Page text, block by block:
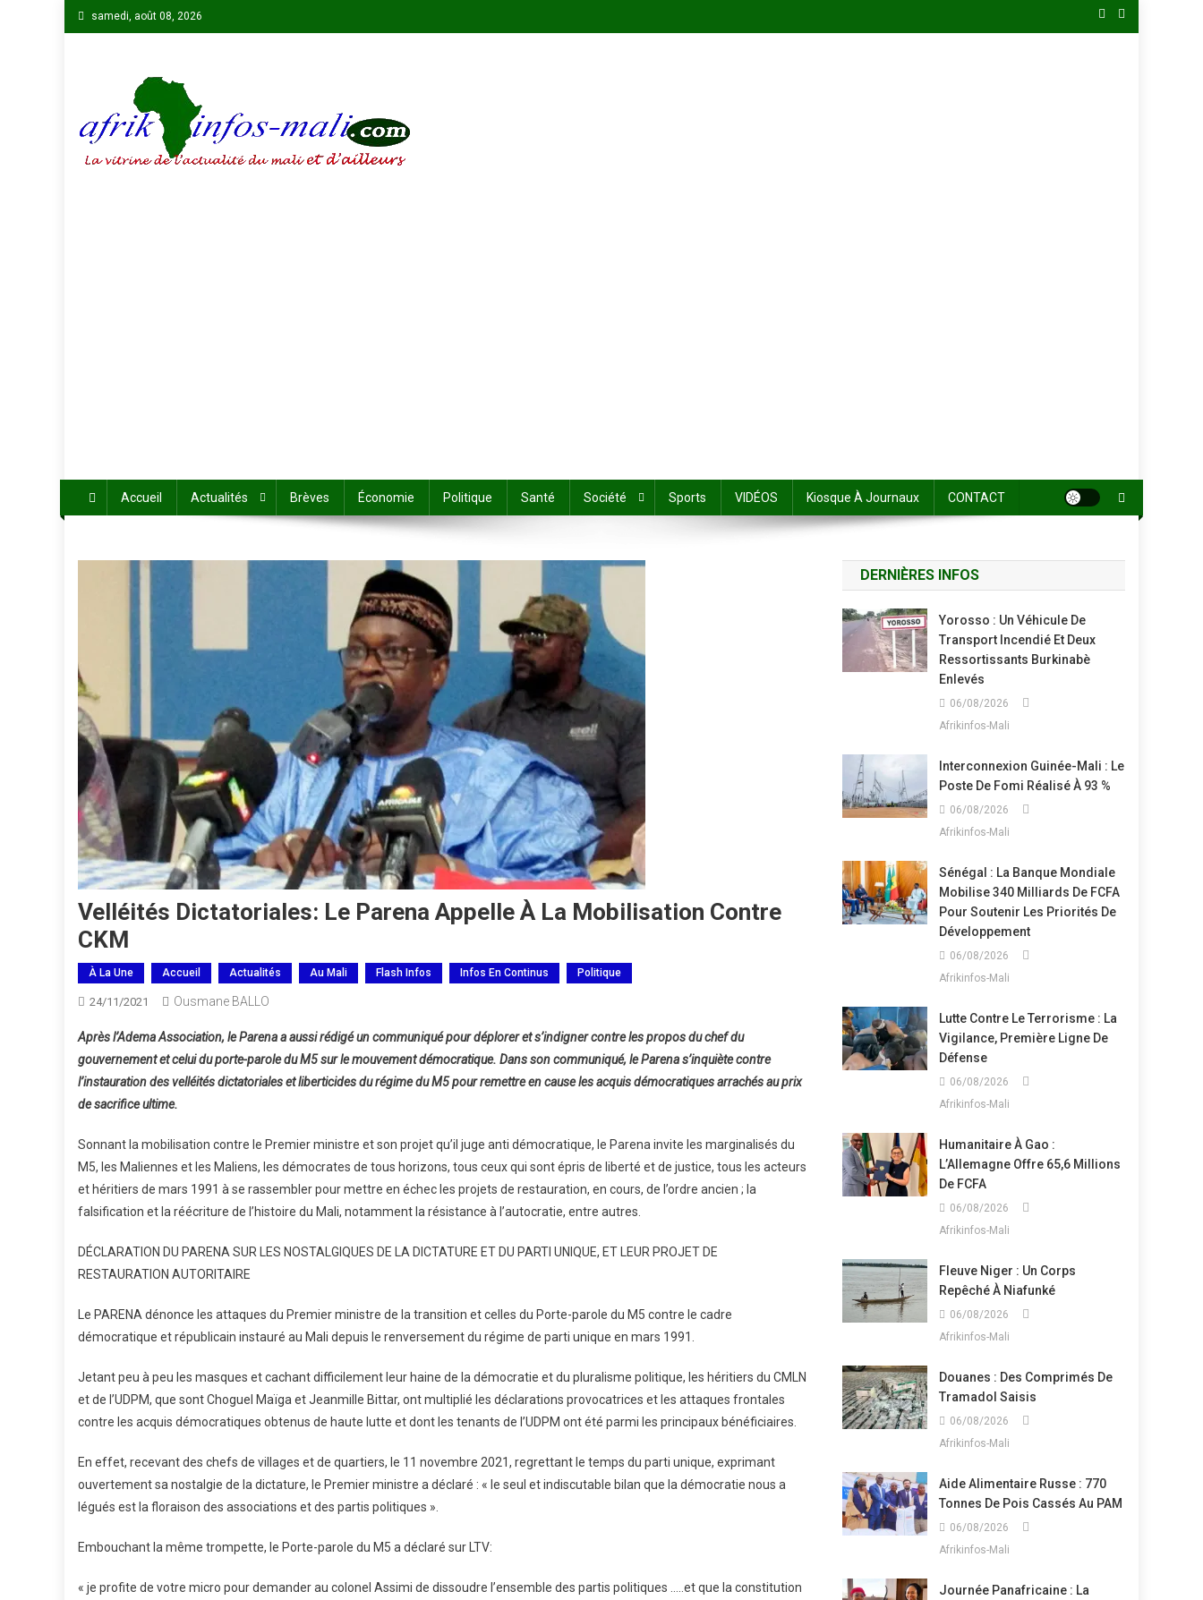
Skip
to
samedi, août 08, 2026
Accueil Actualités Brèves Économie Politique Santé Société Sports VIDÉOS Kiosque À Journaux CONTACT
Velléités Dictatoriales: Le Parena Appelle À La Mobilisation Contre
CKM
À La Une Accueil Actualités Au Mali Flash Infos Infos En Continus Politique
24/11/2021 Ousmane BALLO
Après l’Adema Association, le Parena a aussi rédigé un communiqué pour déplorer et s’indigner contre les propos du chef du
gouvernement et celui du porte-parole du M5 sur le mouvement démocratique. Dans son communiqué, le Parena s’inquiète contre
l’instauration des velléités dictatoriales et liberticides du régime du M5 pour remettre en cause les acquis démocratiques arrachés au prix
de sacrifice ultime.
Sonnant la mobilisation contre le Premier ministre et son projet qu’il juge anti démocratique, le Parena invite les marginalisés du
M5, les Maliennes et les Maliens, les démocrates de tous horizons, tous ceux qui sont épris de liberté et de justice, tous les acteurs
et héritiers de mars 1991 à se rassembler pour mettre en échec les projets de restauration, en cours, de l’ordre ancien ; la
falsification et la réécriture de l’histoire du Mali, notamment la résistance à l’autocratie, entre autres.
DÉCLARATION DU PARENA SUR LES NOSTALGIQUES DE LA DICTATURE ET DU PARTI UNIQUE, ET LEUR PROJET DE
RESTAURATION AUTORITAIRE
Le PARENA dénonce les attaques du Premier ministre de la transition et celles du Porte-parole du M5 contre le cadre
démocratique et républicain instauré au Mali depuis le renversement du régime de parti unique en mars 1991.
Jetant peu à peu les masques et cachant difficilement leur haine de la démocratie et du pluralisme politique, les héritiers du CMLN
et de l’UDPM, que sont Choguel Maïga et Jeanmille Bittar, ont multiplié les déclarations provocatrices et les attaques frontales
contre les acquis démocratiques obtenus de haute lutte et dont les tenants de l’UDPM ont été parmi les principaux bénéficiaires.
En effet, recevant des chefs de villages et de quartiers, le 11 novembre 2021, regrettant le temps du parti unique, exprimant
ouvertement sa nostalgie de la dictature, le Premier ministre a déclaré : « le seul et indiscutable bilan que la démocratie nous a
légués est la floraison des associations et des partis politiques ».
Embouchant la même trompette, le Porte-parole du M5 a déclaré sur LTV:
« je profite de votre micro pour demander au colonel Assimi de dissoudre l’ensemble des partis politiques …..et que la constitution
DERNIÈRES INFOS
Yorosso : Un Véhicule De
Transport Incendié Et Deux
Ressortissants Burkinabè
Enlevés
06/08/2026
Afrikinfos-Mali
Interconnexion Guinée-Mali : Le
Poste De Fomi Réalisé À 93 %
06/08/2026
Afrikinfos-Mali
Sénégal : La Banque Mondiale
Mobilise 340 Milliards De FCFA
Pour Soutenir Les Priorités De
Développement
06/08/2026
Afrikinfos-Mali
Lutte Contre Le Terrorisme : La
Vigilance, Première Ligne De
Défense
06/08/2026
Afrikinfos-Mali
Humanitaire À Gao :
L’Allemagne Offre 65,6 Millions
De FCFA
06/08/2026
Afrikinfos-Mali
Fleuve Niger : Un Corps
Repêché À Niafunké
06/08/2026
Afrikinfos-Mali
Douanes : Des Comprimés De
Tramadol Saisis
06/08/2026
Afrikinfos-Mali
Aide Alimentaire Russe : 770
Tonnes De Pois Cassés Au PAM
06/08/2026
Afrikinfos-Mali
Journée Panafricaine : La